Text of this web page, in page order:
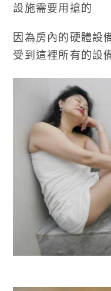
設施需要用搶的
因為房內的硬體設
受到這裡所有的設